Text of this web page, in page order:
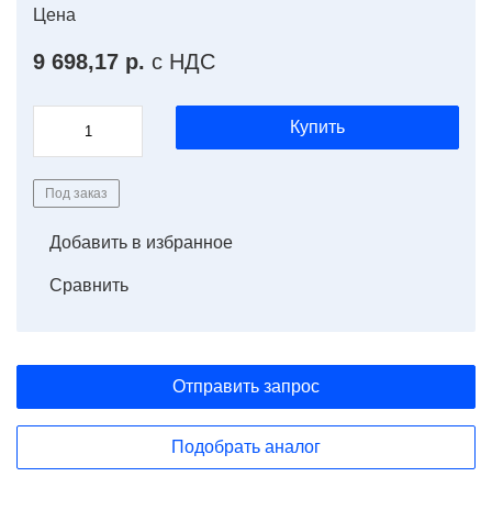
Цена
9 698,17 р. с НДС
Купить
Под заказ
Добавить в избранное
Сравнить
Отправить запрос
Подобрать аналог